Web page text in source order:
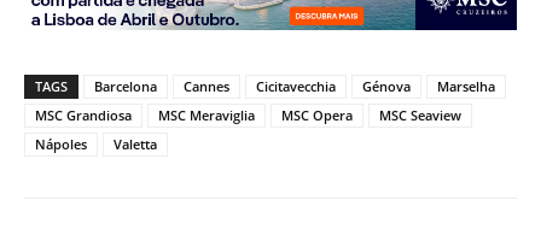
TAGS Barcelona Cannes Cicitavecchia Génova
Marselha
MSC Grandiosa
MSC Meraviglia MSC Opera
MSC Seaview
Nápoles
Valetta